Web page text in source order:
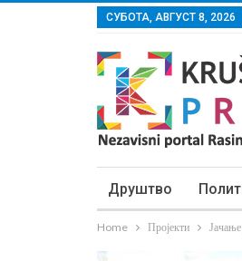
СУБОТА, АВГУСТ 8, 2026
Друштво
Home Пројекти